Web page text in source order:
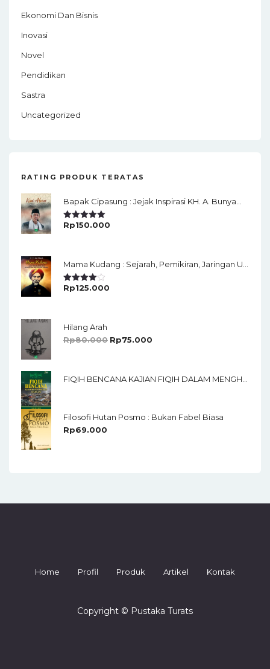
Ekonomi Dan Bisnis
Inovasi
Novel
Pendidikan
Sastra
Uncategorized
RATING PRODUK TERATAS
Rated5.00
Rp150.000
Rated
Rp125.000
Hilang Arah
Rp80.000 Rp75.000
Filosofi Hutan Posmo : Bukan Fabel Biasa
Rp69.000
Home Profil Produk Artikel Kontak
Copyright © Pustaka Turats